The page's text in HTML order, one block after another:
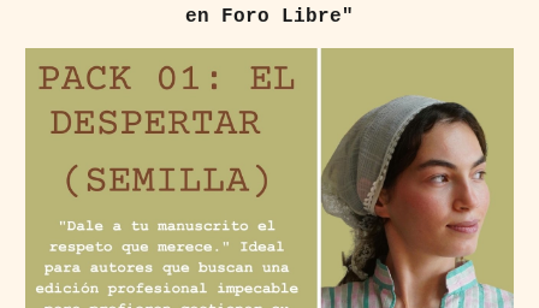
en Foro Libre"